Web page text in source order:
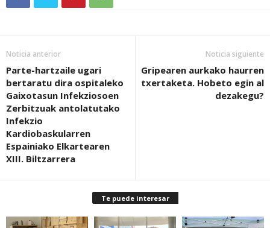
Noticia anterior
Parte-hartzaile ugari
bertaratu dira ospitaleko
Gaixotasun Infekziosoen
Zerbitzuak antolatutako
Infekzio
Kardiobaskularren
Espainiako Elkartearen
XIII. Biltzarrera
Noticia siguiente
Gripearen aurkako haurren
txertaketa. Hobeto egin al
dezakegu?
Te puede interesar